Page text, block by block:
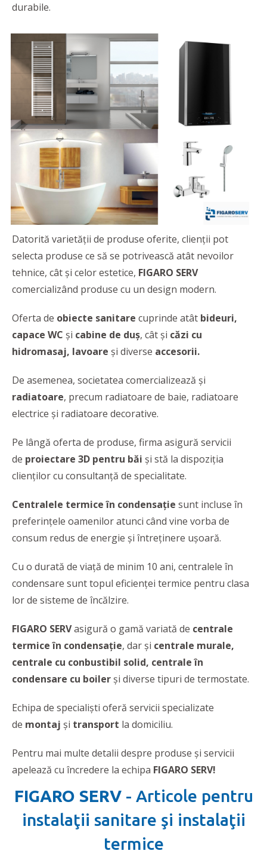
durabile.
Datorită varietăţii de produse oferite, clienţii pot
selecta produse ce să se potrivească atât nevoilor
tehnice, cât şi celor estetice, FIGARO SERV
comercializând produse cu un design modern.
Oferta de obiecte sanitare cuprinde atât bideuri,
capace WC și cabine de duș, cât și căzi cu
hidromasaj, lavoare și diverse accesorii.
De asemenea, societatea comercializează şi
radiatoare, precum radiatoare de baie, radiatoare
electrice şi radiatoare decorative.
Pe lângă oferta de produse, firma asigură servicii
de proiectare 3D pentru băi și stă la dispoziția
clienților cu consultanță de specialitate.
Centralele termice în condensație sunt incluse în
preferințele oamenilor atunci când vine vorba de
consum redus de energie și întreținere ușoară.
Cu o durată de viață de minim 10 ani, centralele în
condensare sunt topul eficienței termice pentru clasa
lor de sisteme de încălzire.
FIGARO SERVasigură o gamă variată de centrale
termice în condensație, dar și centrale murale,
centrale cu conbustibil solid, centrale în
condensare cu boiler și diverse tipuri de termostate.
Echipa de specialiști oferă servicii specializate
de montaj și transport la domiciliu.
Pentru mai multe detalii despre produse și servicii
apelează cu încredere la echipa FIGARO SERV!
FIGARO SERV- Articole pentru
instalaţii sanitare şi instalaţii
termice